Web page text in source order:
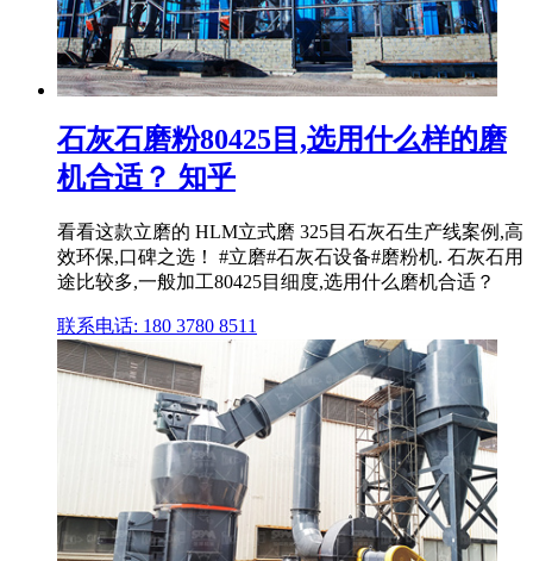
石灰石磨粉80425目,选用什么样的磨
机合适？ 知乎
看看这款立磨的 HLM立式磨 325目石灰石生产线案例,高
效环保,口碑之选！ #立磨#石灰石设备#磨粉机. 石灰石用
途比较多,一般加工80425目细度,选用什么磨机合适？
联系电话: 180 3780 8511